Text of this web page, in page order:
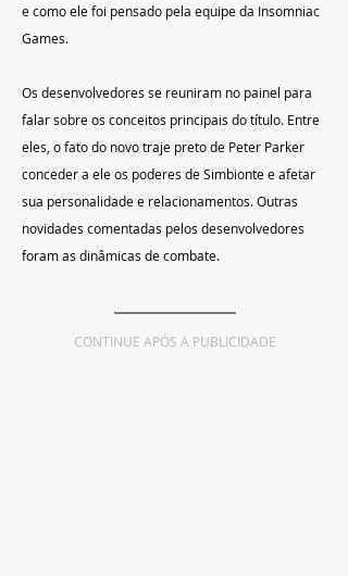
e como ele foi pensado pela equipe da Insomniac
Games.
Os desenvolvedores se reuniram no painel para
falar sobre os conceitos principais do título. Entre
eles, o fato do novo traje preto de Peter Parker
conceder a ele os poderes de Simbionte e afetar
sua personalidade e relacionamentos. Outras
novidades comentadas pelos desenvolvedores
foram as dinâmicas de combate.
CONTINUE APÓS A PUBLICIDADE